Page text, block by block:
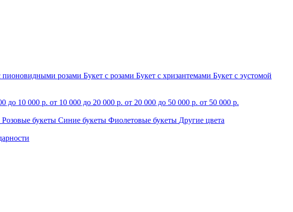
пионовидными розами Букет с розами Букет с хризантемами Букет с эустомой
до 10 000 р. от 10 000 до 20 000 р. от 20 000 до 50 000 р. от 50 000 р.
Розовые букеты Синие букеты Фиолетовые букеты Другие цвета